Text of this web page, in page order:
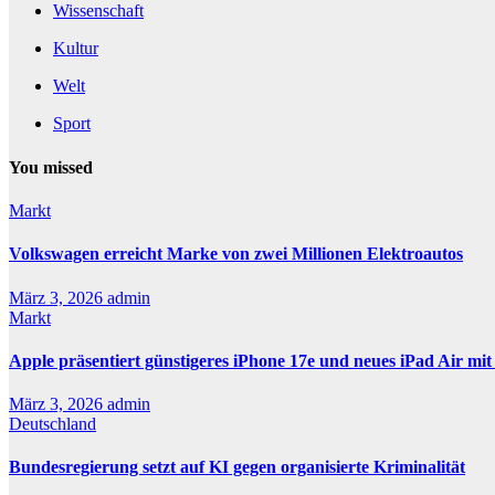
Wissenschaft
Kultur
Welt
Sport
You missed
Markt
Volkswagen erreicht Marke von zwei Millionen Elektroautos
März 3, 2026 admin
Markt
Apple präsentiert günstigeres iPhone 17e und neues iPad Air
März 3, 2026 admin
Deutschland
Bundesregierung setzt auf KI gegen organisierte Kriminalität